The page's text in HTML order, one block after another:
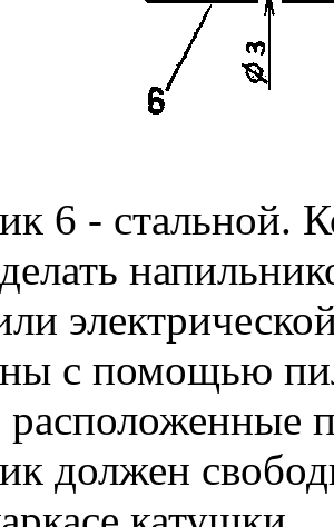
6 - стальной.
с помощью
расположенные
должен